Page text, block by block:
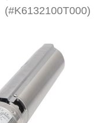
(#K6132100T000)